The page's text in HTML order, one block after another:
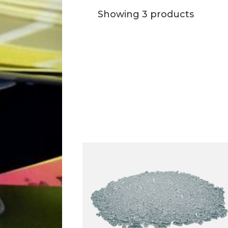
Showing 3 products